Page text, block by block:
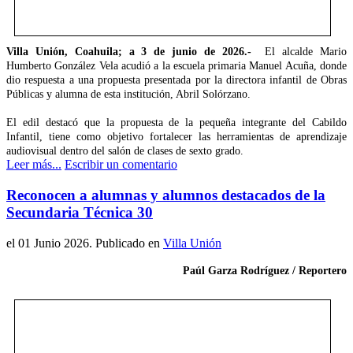
Villa Unión, Coahuila; a 3 de junio de 2026.-
El alcalde Mario
Humberto González Vela acudió a la escuela primaria Manuel Acuña, donde
dio respuesta a una propuesta presentada por la directora infantil de Obras
Públicas y alumna de esta institución, Abril Solórzano.
El edil destacó que la propuesta de la pequeña integrante del Cabildo
Infantil, tiene como objetivo fortalecer las herramientas de aprendizaje
audiovisual dentro del salón de clases de sexto grado.
Leer más... Escribir un comentario
Reconocen a alumnas y alumnos destacados de la
Secundaria Técnica 30
el 01 Junio 2026. Publicado en Villa Unión
Paúl Garza Rodríguez / Reportero